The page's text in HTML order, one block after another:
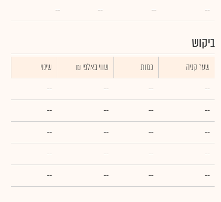
--
--
--
--
ביקוש
שער קניה כמות ₪ שווי באלפי
שינוי
--
--
--
--
--
--
--
--
--
--
--
--
--
--
--
--
--
--
--
--